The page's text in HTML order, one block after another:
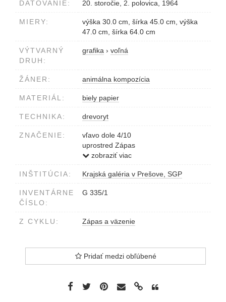
DATOVANIE: 20. storočie, 2. polovica, 1964
MIERY:
výška 30.0 cm, šírka 45.0 cm, výška
47.0 cm, šírka 64.0 cm
VÝTVARNÝ
DRUH:
grafika › voľná
ŽÁNER: animálna kompozícia
MATERIÁL: biely papier
TECHNIKA: drevoryt
ZNAČENIE:
vľavo dole 4/10
uprostred Zápas
vpravo Emil Sedlák 64
zobraziť viac
INŠTITÚCIA: Krajská galéria v Prešove, SGP
INVENTÁRNE
ČÍSLO:
G 335/1
Z CYKLU: Zápas a väzenie
Pridať medzi obľúbené